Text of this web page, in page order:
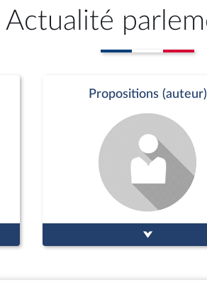
Actualité
Propositions (auteur)